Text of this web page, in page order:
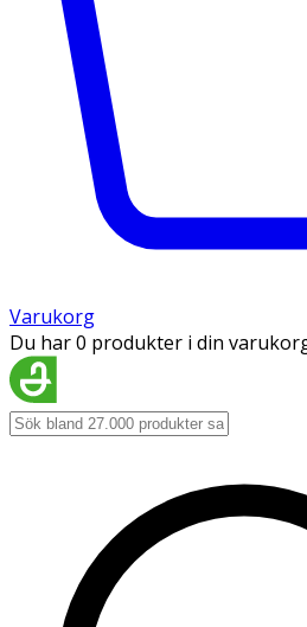
Varukorg
Du har 0 produkter i din